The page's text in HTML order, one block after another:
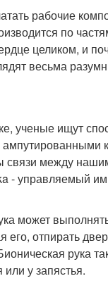
рабочие
по
целиком, и
весьма
ученые ищут
связи между
- управляемый
может
его, отпирать
рука
у запястья.